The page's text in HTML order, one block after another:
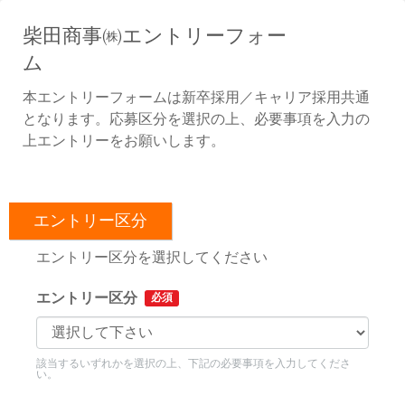
柴田商事㈱エントリーフォー
ム
本エントリーフォームは新卒採用／キャリア採用共通
となります。応募区分を選択の上、必要事項を入力の
上エントリーをお願いします。
エントリー区分
エントリー区分を選択してください
エントリー区分 必須
該当するいずれかを選択の上、下記の必要事項を入力してくださ
い。